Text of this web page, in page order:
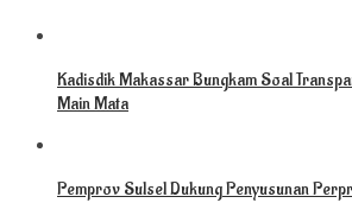
Kadisdik Makassar Bungkam Soal
Main Mata
Pemprov Sulsel Dukung Penyusunan